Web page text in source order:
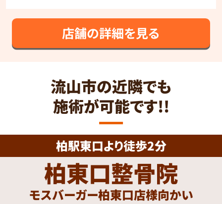
店舗の詳細を見る
流山市の近隣でも
施術が可能です!!
柏駅東口より徒歩2分
柏東口整骨院
モスバーガー柏東口店様向かい